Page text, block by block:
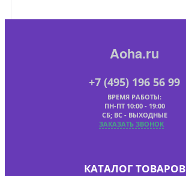
Aoha.ru
+7 (495) 196 56 99
ВРЕМЯ РАБОТЫ:
ПН-ПТ 10:00 - 19:00
СБ; ВС - ВЫХОДНЫЕ
ЗАКАЗАТЬ ЗВОНОК
КАТАЛОГ ТОВАРОВ